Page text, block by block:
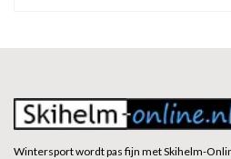
Wintersport wordt pas fijn met Skihelm-